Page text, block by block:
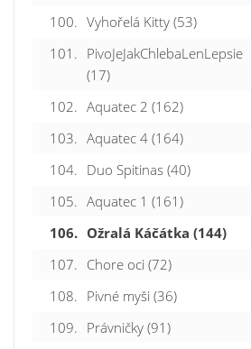
100. Vyhořelá Kitty (53)
101. PivoJeJakChlebaLenLepsie
(17)
102. Aquatec 2 (162)
103. Aquatec 4 (164)
104. Duo Spitinas (40)
105. Aquatec 1 (161)
106. Ožralá Káčátka (144)
107. Chore oci (72)
108. Pivné myši (36)
109. Právničky (91)